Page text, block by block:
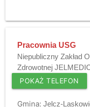
Pracownia USG
Niepubliczny Zakład
Zdrowotnej
POKAŻ TELEFON
Gmina: Jelcz-